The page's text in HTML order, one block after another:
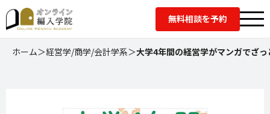
無料相談を予約
ホーム＞経営学/商学/会計学系＞大学4年間の経営学がマンガでざ